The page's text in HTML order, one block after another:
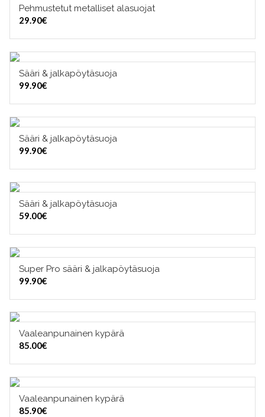
VALITSE VAIHTOEHDOISTA
Pehmustetut metalliset alasuojat
29.90€
VALITSE VAIHTOEHDOISTA
Sääri & jalkapöytäsuoja
99.90€
VALITSE VAIHTOEHDOISTA
Sääri & jalkapöytäsuoja
99.90€
VALITSE VAIHTOEHDOISTA
Sääri & jalkapöytäsuoja
59.00€
VALITSE VAIHTOEHDOISTA
Super Pro sääri & jalkapöytäsuoja
99.90€
VALITSE VAIHTOEHDOISTA
Vaaleanpunainen kypärä
85.00€
VALITSE VAIHTOEHDOISTA
Vaaleanpunainen kypärä
85.90€